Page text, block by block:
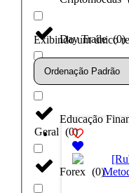
Day Trade (0)
Dólar
Educação
Geral (0)
Forex (0)
Exibindo um único